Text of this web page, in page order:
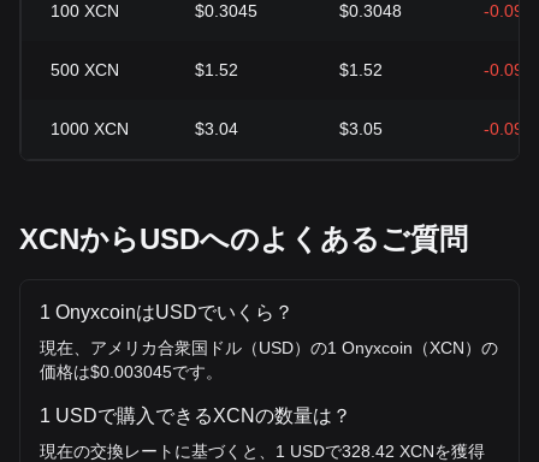
100 XCN $0.3045 $0.3048 -0.09%
500 XCN $1.52 $1.52 -0.09%
1000 XCN $3.04 $3.05 -0.09%
XCNからUSDへのよくあるご質問
1 OnyxcoinはUSDでいくら？
現在、アメリカ合衆国ドル（USD）の1 Onyxcoin（XCN）の
価格は$0.003045です。
1 USDで購入できるXCNの数量は？
現在の交換レートに基づくと、1 USDで328.42 XCNを獲得